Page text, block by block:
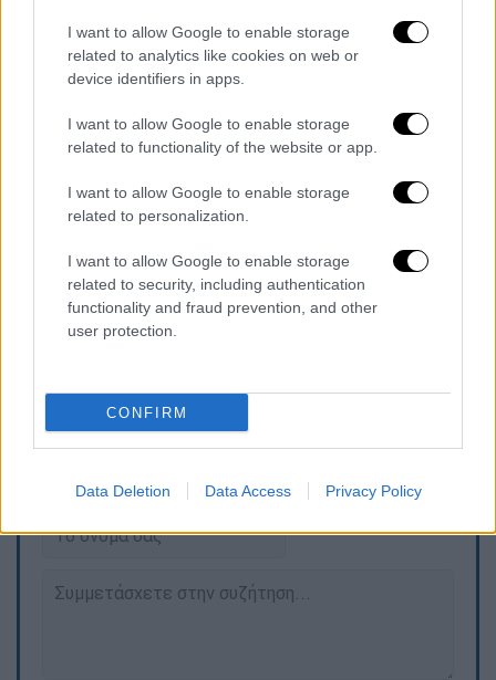
I want to allow Google to enable storage
related to analytics like cookies on web or
device identifiers in apps.
I want to allow Google to enable storage
related to functionality of the website or app.
I want to allow Google to enable storage
related to personalization.
I want to allow Google to enable storage
related to security, including authentication
functionality and fraud prevention, and other
user protection.
CONFIRM
Data Deletion Data Access Privacy Policy
στη τοπική κοινωνία, καθώς τα τελευταία
χρόνια έχουν καταγραφεί σποραδικά
εμφανίσεις φιδιών σε αγροτικές και
ημιαστικές περιοχές των Κυκλάδων,
ιδιαίτερα σε περιόδους αυξημένης
Οι αρμόδιες αρχές εξετάζουν τις συνθήκες
κάτω από τις οποίες σημειώθηκε το συμβάν,
ενώ υπενθυμίζουν την ανάγκη προσοχής
κατά την επαφή με την άγρια πανίδα και την
αποφυγή οποιασδήποτε προσπάθειας
Τα σχολιά σας δημοσιεύονται άμεσα με δική σας ευθύνη. Το
διαγράφονται